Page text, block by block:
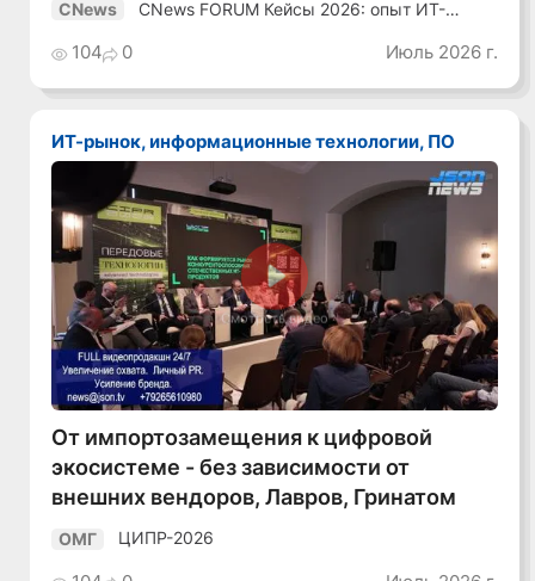
CNews
CNews FORUM Кейсы 2026: опыт ИТ-
104 0 Июль 2026 г.
ИТ-рынок, информационные технологии, ПО
Смотреть видео
От импортозамещения к цифровой
экосистеме - без зависимости от
внешних вендоров, Лавров, Гринатом
ОМГ ЦИПР-2026